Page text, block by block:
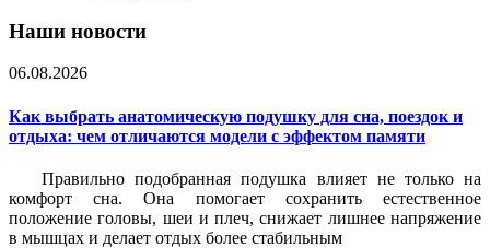
Наши новости
06.08.2026
Как выбрать анатомическую подушку для сна, поездок и
отдыха: чем отличаются модели с эффектом памяти
Правильно подобранная подушка влияет не только на
комфорт сна. Она помогает сохранить естественное
положение головы, шеи и плеч, снижает лишнее напряжение
в мышцах и делает отдых более стабильным